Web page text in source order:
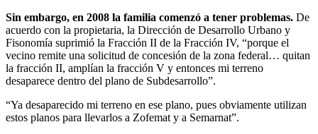
Sin embargo, en 2008 la familia comenzó a tener problemas. De
acuerdo con la propietaria, la Dirección de Desarrollo Urbano y
Fisonomía suprimió la Fracción II de la Fracción IV, “porque el
vecino remite una solicitud de concesión de la zona federal… quitan
la fracción II, amplían la fracción V y entonces mi terreno
desaparece dentro del plano de Subdesarrollo”.
“Ya desaparecido mi terreno en ese plano, pues obviamente utilizan
estos planos para llevarlos a Zofemat y a Semarnat”.